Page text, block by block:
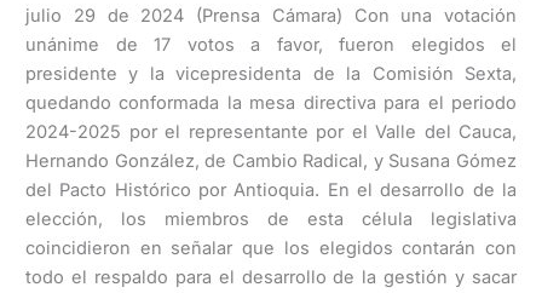
julio 29 de 2024 (Prensa Cámara) Con una votación
unánime de 17 votos a favor, fueron elegidos el
presidente y la vicepresidenta de la Comisión Sexta,
quedando conformada la mesa directiva para el periodo
2024-2025 por el representante por el Valle del Cauca,
Hernando González, de Cambio Radical, y Susana Gómez
del Pacto Histórico por Antioquia. En el desarrollo de la
elección, los miembros de esta célula legislativa
coincidieron en señalar que los elegidos contarán con
todo el respaldo para el desarrollo de la gestión y sacar